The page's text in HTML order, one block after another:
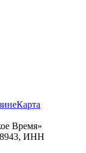
Карта
Время»
ИНН